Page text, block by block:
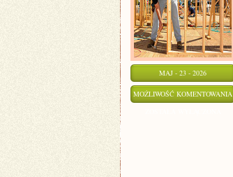
MAJ - 23 - 2026
MOŻLIWOŚĆ KOMENTOWANIA